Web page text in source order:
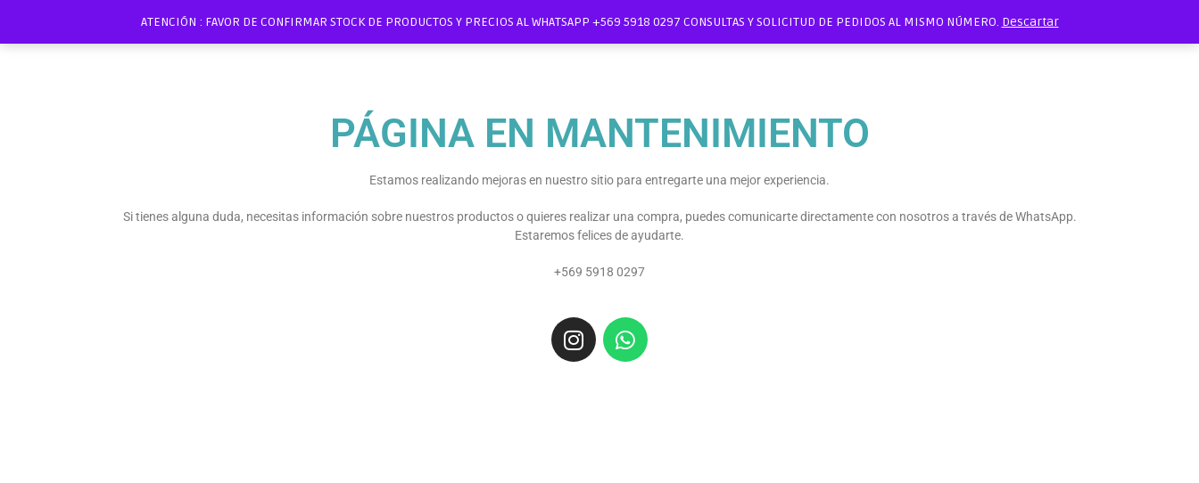
ATENCIÓN : FAVOR DE CONFIRMAR STOCK DE PRODUCTOS Y PRECIOS AL WHATSAPP +569 5918 0297 CONSULTAS Y SOLICITUD DE PEDIDOS AL MISMO NÚMERO. Descartar
PÁGINA EN MANTENIMIENTO
Estamos realizando mejoras en nuestro sitio para entregarte una mejor experiencia.
Si tienes alguna duda, necesitas información sobre nuestros productos o quieres realizar una compra, puedes comunicarte directamente con nosotros a través de WhatsApp.
Estaremos felices de ayudarte.
+569 5918 0297